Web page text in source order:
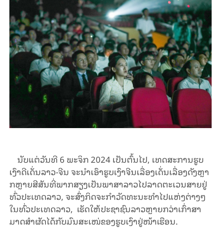
ນັບແຕ່ວັນທີ6 ພະຈິກ2024 ​ເປັນຕົ້ນໄປ, ເທດສະການຮູບ
ເງົາດີເດັ່ນລາວ-ຈີນຈະນໍາເອົາຮູບເງົາຈີນເລື່ອງເດັ່ນເລື່ອງດັງຫຼາ
ກຫຼາຍສີສັນທີ່ພາກສຽງເປັນພາສາລາວໄປລາດຕະເວນສາຍຢູ່
ທົ່ວປະເທດລາວ​, ຈະສົ່ງກິດຈະກຳວັດທະນະທຳໄປແຫ່ງຕ່າງໆ
ໃນທົ່ວປະເທດລາວ, ເຮັດໃຫ້ປະຊາຊົນລາວຫຼາຍກວ່າເກົ່າສາ
ມາດສຳຜັດໄດ້ກັບມົນສະເໜ່ຂອງຮູບເງົາຢູ່ໜ້າເຮືອນ.